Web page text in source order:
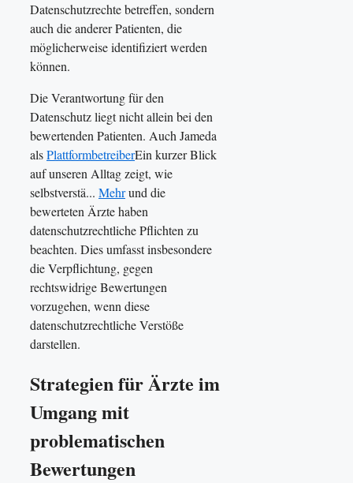
Datenschutzrechte betreffen, sondern
auch die anderer Patienten, die
möglicherweise identifiziert werden
können.
Die Verantwortung für den
Datenschutz liegt nicht allein bei den
bewertenden Patienten. Auch Jameda
alsPlattformbetreiberEin kurzer Blick
auf unseren Alltag zeigt, wie
selbstverstä... Mehrund die
bewerteten Ärzte haben
datenschutzrechtliche Pflichten zu
beachten. Dies umfasst insbesondere
die Verpflichtung, gegen
rechtswidrige Bewertungen
vorzugehen, wenn diese
datenschutzrechtliche Verstöße
darstellen.
Strategien für Ärzte im
Umgang mit
problematischen
Bewertungen